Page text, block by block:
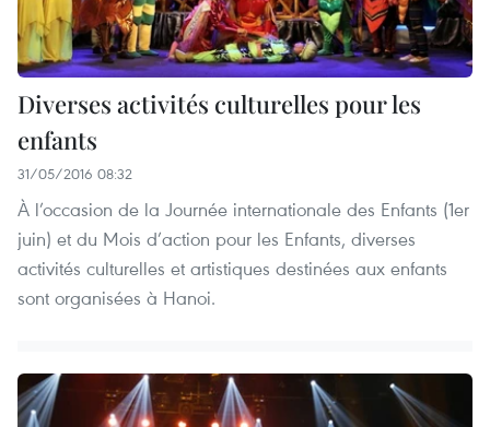
Diverses activités culturelles pour les
enfants
31/05/2016 08:32
À l’occasion de la Journée internationale des Enfants (1er
juin) et du Mois d’action pour les Enfants, diverses
activités culturelles et artistiques destinées aux enfants
sont organisées à Hanoi.